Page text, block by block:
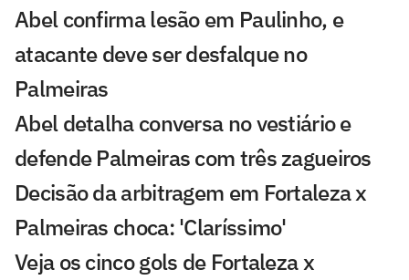
Abel confirma lesão em Paulinho, e
atacante deve ser desfalque no
Palmeiras
Abel detalha conversa no vestiário e
defende Palmeiras com três zagueiros
Decisão da arbitragem em Fortaleza x
Palmeiras choca: 'Claríssimo'
Veja os cinco gols de Fortaleza x